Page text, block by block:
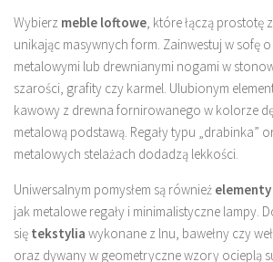
Wybierz meble loftowe , które łączą prostotę
unikając masywnych form. Zainwestuj w sofę
metalowymi lub drewnianymi nogami w
szarości, grafity czy karmel. Ulubionym
kawowy z drewna fornirowanego w kolorze
metalową podstawą. Regały typu „drabinka”
metalowych stelażach dodadzą lekkości.
Uniwersalnym pomysłem są również
jak metalowe regały i minimalistyczne lampy.
się tekstylia wykonane z lnu, bawełny czy
oraz dywany w geometryczne wzory ocieplą